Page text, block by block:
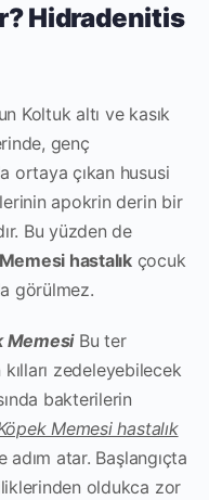
Hidradenitis
Koltuk altı ve kasık
genç
ortaya çıkan hususi
apokrin derin bir
Bu yüzden de
hastalıkçocuk
görülmez.
MemesiBu ter
kılları zedeleyebilecek
bakterilerin
Memesi hastalık
adım atar. Başlangıçta
oldukca zor